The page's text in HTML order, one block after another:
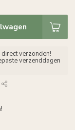
verzonden!
verzenddagen